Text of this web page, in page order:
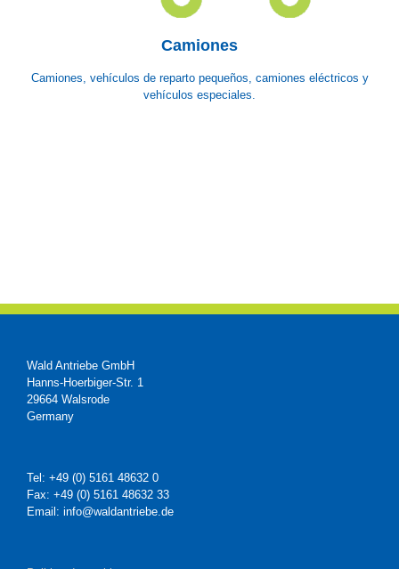
Camiones
Camiones, vehículos de reparto pequeños, camiones eléctricos y
vehículos especiales.
Wald Antriebe GmbH
Hanns-Hoerbiger-Str. 1
29664 Walsrode
Germany
Tel: +49 (0) 5161 48632 0
Fax: +49 (0) 5161 48632 33
Email: info@waldantriebe.de